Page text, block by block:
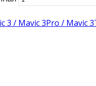
3 / Mavic 3Pro / Mavic